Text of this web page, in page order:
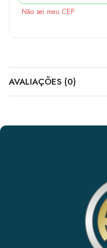
Não sei meu CEP
AVALIAÇÕES (0)